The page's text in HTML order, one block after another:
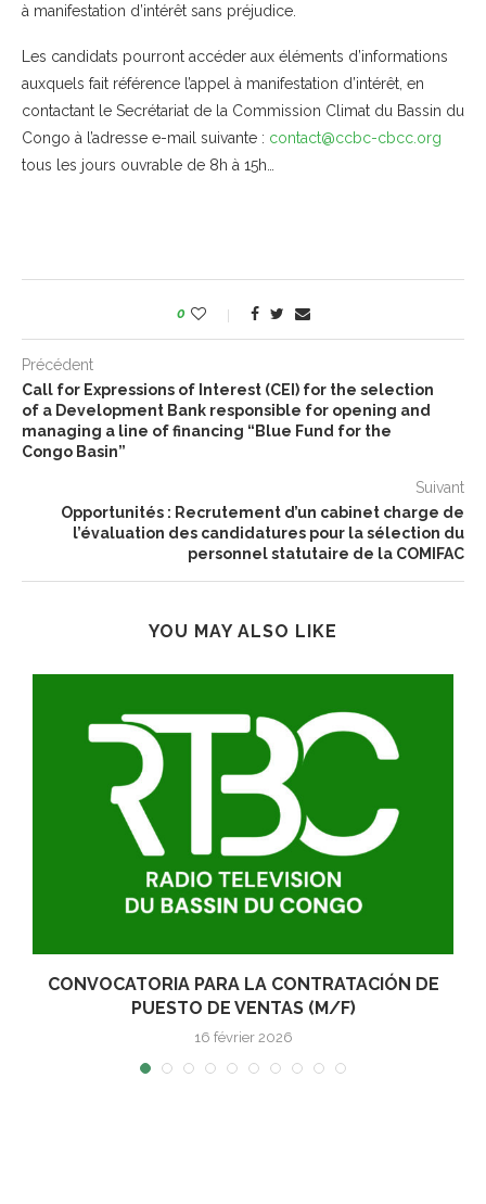
à manifestation d’intérêt sans préjudice.
Les candidats pourront accéder aux éléments d’informations
auxquels fait référence l’appel à manifestation d’intérêt, en
contactant le Secrétariat de la Commission Climat du Bassin du
Congo à l’adresse e-mail suivante : contact@ccbc-cbcc.org
tous les jours ouvrable de 8h à 15h…
0
Précédent
Call for Expressions of Interest (CEI) for the selection
of a Development Bank responsible for opening and
managing a line of financing “Blue Fund for the
Congo Basin”
Suivant
Opportunités : Recrutement d’un cabinet charge de
l’évaluation des candidatures pour la sélection du
personnel statutaire de la COMIFAC
YOU MAY ALSO LIKE
CONVOCATORIA PARA LA CONTRATACIÓN DE
PUESTO DE VENTAS (M/F)
16 février 2026